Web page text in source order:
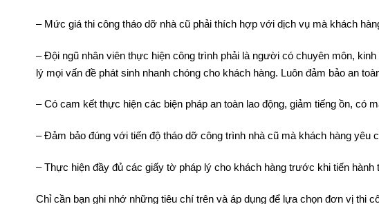
– Mức giá thi công tháo dỡ nhà cũ phải thích hợp với dịch vụ mà khách
– Đội ngũ nhân viên thực hiện công trình phải là người có chuyên môn,